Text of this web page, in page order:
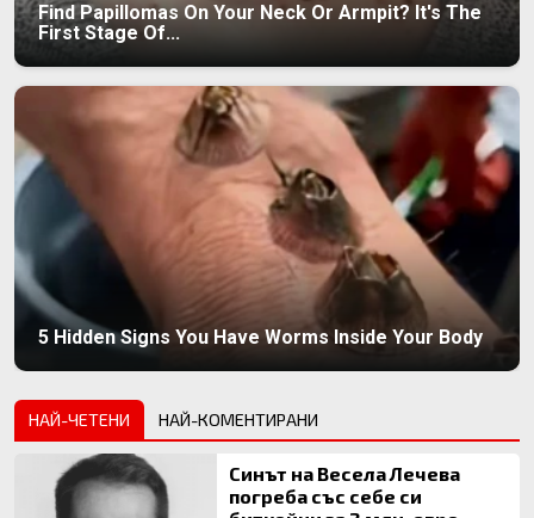
Find Papillomas On Your Neck Or Armpit? It's The
First Stage Of...
5 Hidden Signs You Have Worms Inside Your Body
НАЙ-ЧЕТЕНИ НАЙ-КОМЕНТИРАНИ
Синът на Весела Лечева
погреба със себе си